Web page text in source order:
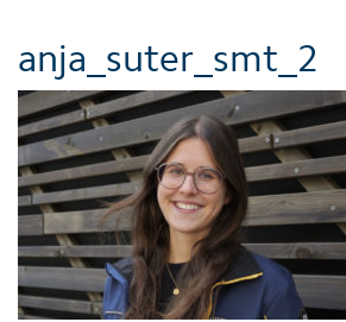
anja_suter_smt_2